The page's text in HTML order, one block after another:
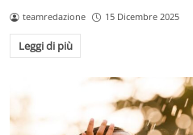
teamredazione 15 Dicembre 2025
Leggi di più